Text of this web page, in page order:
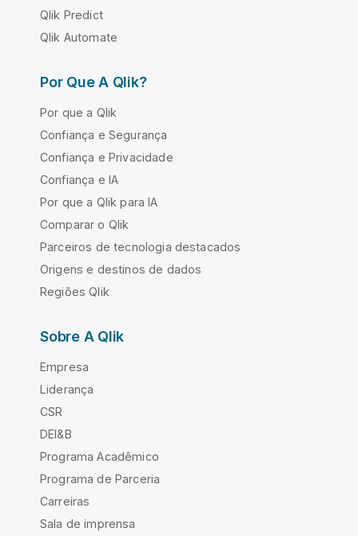
Qlik Predict
Qlik Automate
Por Que A Qlik?
Por que a Qlik
Confiança e Segurança
Confiança e Privacidade
Confiança e IA
Por que a Qlik para IA
Comparar o Qlik
Parceiros de tecnologia destacados
Origens e destinos de dados
Regiões Qlik
Sobre A Qlik
Empresa
Liderança
CSR
DEI&B
Programa Acadêmico
Programa de Parceria
Carreiras
Sala de imprensa